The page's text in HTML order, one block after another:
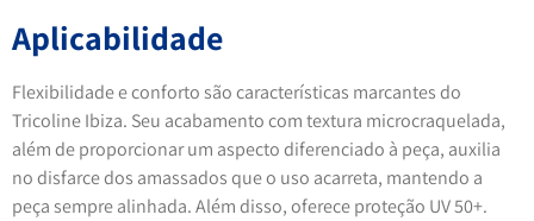
Aplicabilidade
Flexibilidade e conforto são características marcantes do
Tricoline Ibiza. Seu acabamento com textura microcraquelada,
além de proporcionar um aspecto diferenciado à peça, auxilia
no disfarce dos amassados que o uso acarreta, mantendo a
peça sempre alinhada. Além disso, oferece proteção UV 50+.